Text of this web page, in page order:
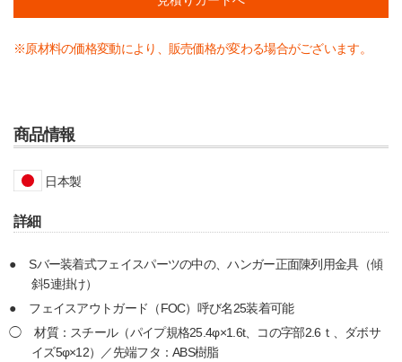
※原材料の価格変動により、販売価格が変わる場合がございます。
商品情報
日本製
詳細
Sバー装着式フェイスパーツの中の、ハンガー正面陳列用金具（傾
斜5連掛け）
フェイスアウトガード（FOC）呼び名25装着可能
材質：スチール（パイプ規格25.4φ×1.6t、コの字部2.6ｔ、ダボサ
イズ5φ×12）／先端フタ：ABS樹脂